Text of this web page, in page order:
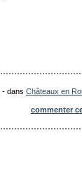
-dans Châteaux en
commenter